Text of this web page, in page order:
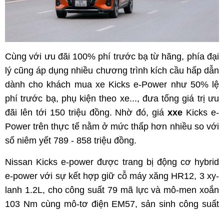
Cùng với ưu đãi 100% phí trước bạ từ hãng, phía đại
lý cũng áp dụng nhiều chương trình kích cầu hấp dẫn
dành cho khách mua xe Kicks e-Power như 50% lệ
phí trước bạ, phụ kiện theo xe..., đưa tổng giá trị ưu
đãi lên tới 150 triệu đồng. Nhờ đó, giáxxe Kicks e-
Power trên thực tế nằm ở mức thấp hơn nhiều so với
số niêm yết 789 - 858 triệu đồng.
Nissan Kicks e-power được trang bị động cơ hybrid
e-power với sự kết hợp giữ cỗ máy xăng HR12, 3 xy-
lanh 1.2L, cho công suất 79 mã lực và mô-men xoắn
103 Nm cùng mô-tơ điện EM57, sản sinh công suất